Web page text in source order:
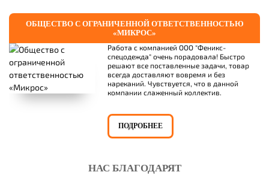
ОБЩЕСТВО С ОГРАНИЧЕННОЙ ОТВЕТСТВЕННОСТЬЮ
«МИКРОС»
Работа с компанией ООО "Феникс-
спецодежда" очень порадовала! Быстро
решают все поставленные задачи, товар
всегда доставляют вовремя и без
нареканий. Чувствуется, что в данной
компании слаженный коллектив.
ПОДРОБНЕЕ
НАС БЛАГОДАРЯТ